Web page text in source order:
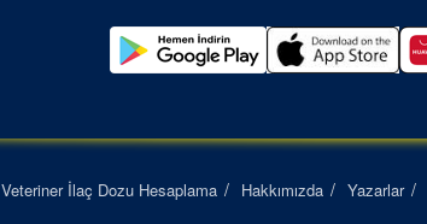
Veteriner İlaç Dozu Hesaplama Hakkımızda Yazarlar